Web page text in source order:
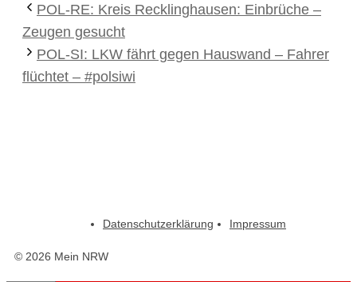
POL-RE: Kreis Recklinghausen: Einbrüche –
Zeugen gesucht
POL-SI: LKW fährt gegen Hauswand – Fahrer
flüchtet – #polsiwi
Datenschutzerklärung Impressum
© 2026 Mein NRW